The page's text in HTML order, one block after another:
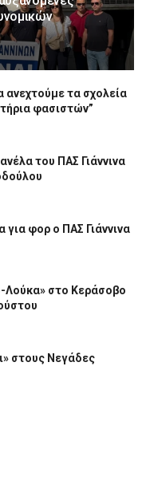
ανεχτούμε τα σχολεία
φασιστών”
του ΠΑΣ Γιάννινα
για φορ ο ΠΑΣ Γιάννινα
στο Κεράσοβο
στους Νεγάδες